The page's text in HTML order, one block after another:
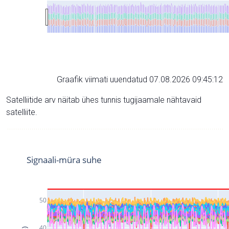
Graafik viimati uuendatud 07.08.2026 09:45:12
Satelliitide arv näitab ühes tunnis tugijaamale nähtavaid
satelliite.
50
Signaali-müra suhe